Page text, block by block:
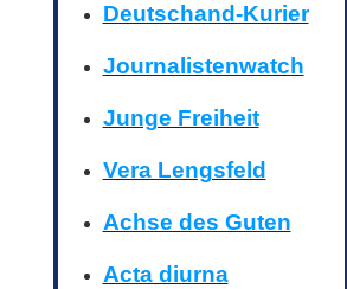
Deutschand-Kurier
Journalistenwatch
Junge Freiheit
Vera Lengsfeld
Achse des Guten
Acta diurna